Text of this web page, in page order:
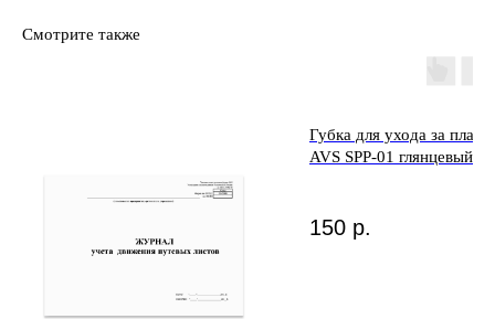
Смотрите также
Губка для ухода за
AVS SPP-01 глянцевый
150 р.